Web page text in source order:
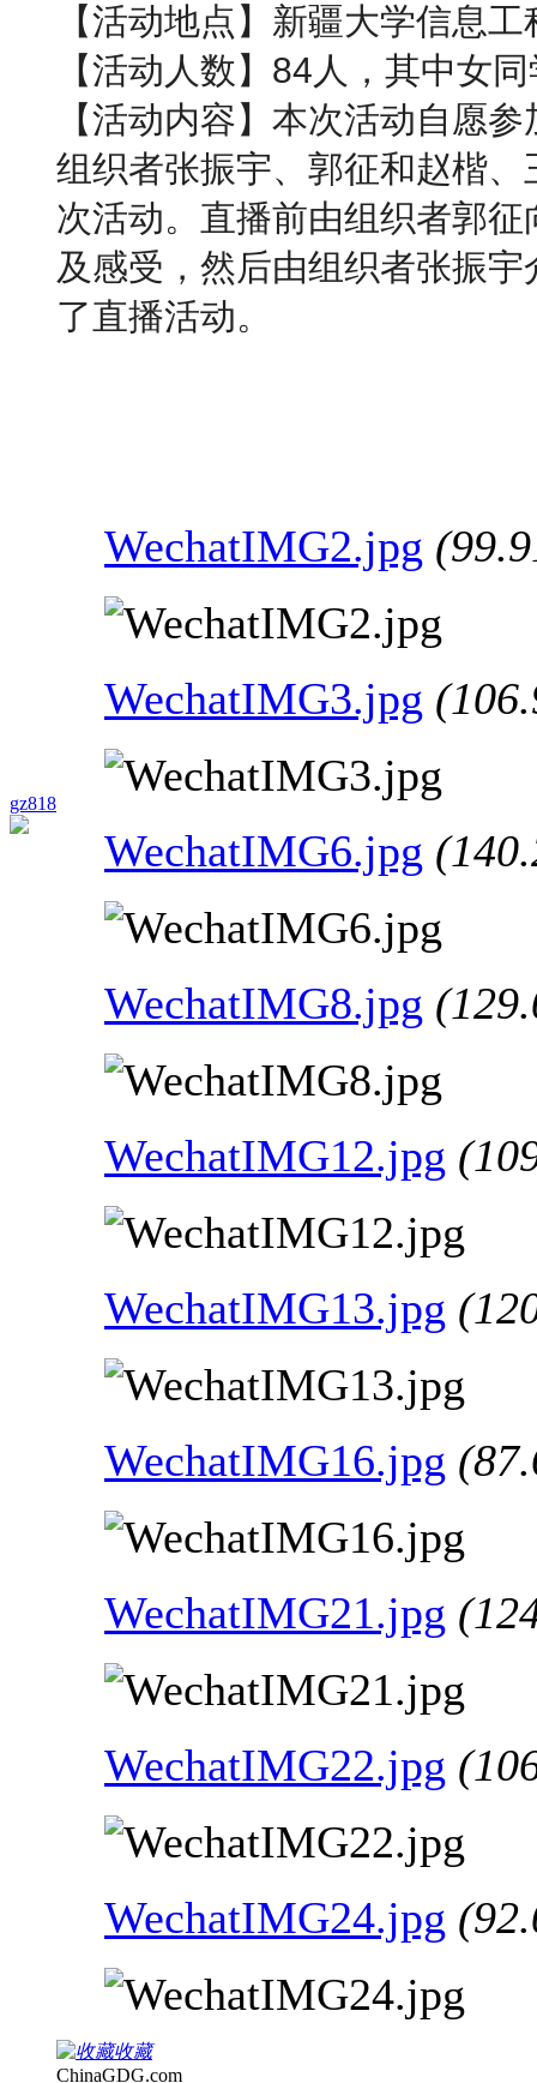
gz818
【活动地点】新疆大学信息
【活动人数】84人，其中女
【活动内容】本次活动自愿
组织者张振宇、郭征和赵楷
次活动。直播前由组织者郭
及感受，然后由组织者张振
了直播活动。
WechatIMG2.jpg
WechatIMG3.jpg
WechatIMG6.jpg
WechatIMG8.jpg
WechatIMG12.jpg
WechatIMG13.jpg
WechatIMG16.jpg
WechatIMG21.jpg
WechatIMG22.jpg
WechatIMG24.jpg
收藏
ChinaGDG.com